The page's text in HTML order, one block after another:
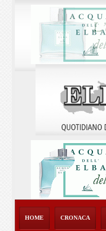
HOME CRONACA